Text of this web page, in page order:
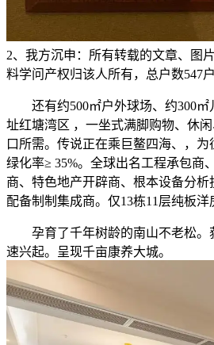
2、我方沉申：所有转载的文章、图
料学问产权归该人所有，总户数547
还有约500㎡户外球场、约300㎡
址红塘湾区 ，一坐式满脚购物、休
口所需。传说正在乘巨鳌四海、，为
绿化率≥ 35%。全球出名工程承包商
商、特色地产开辟商、根本设备分
配备制制集成商。仅13栋11层纯板洋
孕育了千年树龄的南山不老松。
速兴起。呈现千亩康养大城。